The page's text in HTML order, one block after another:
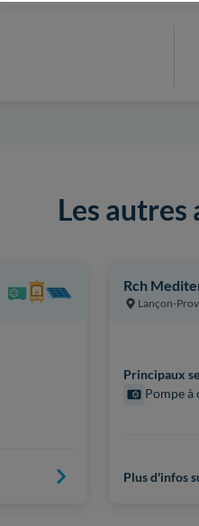
Les autres
Rch
Lançon-
Principaux
Pompe
Plus d'infos